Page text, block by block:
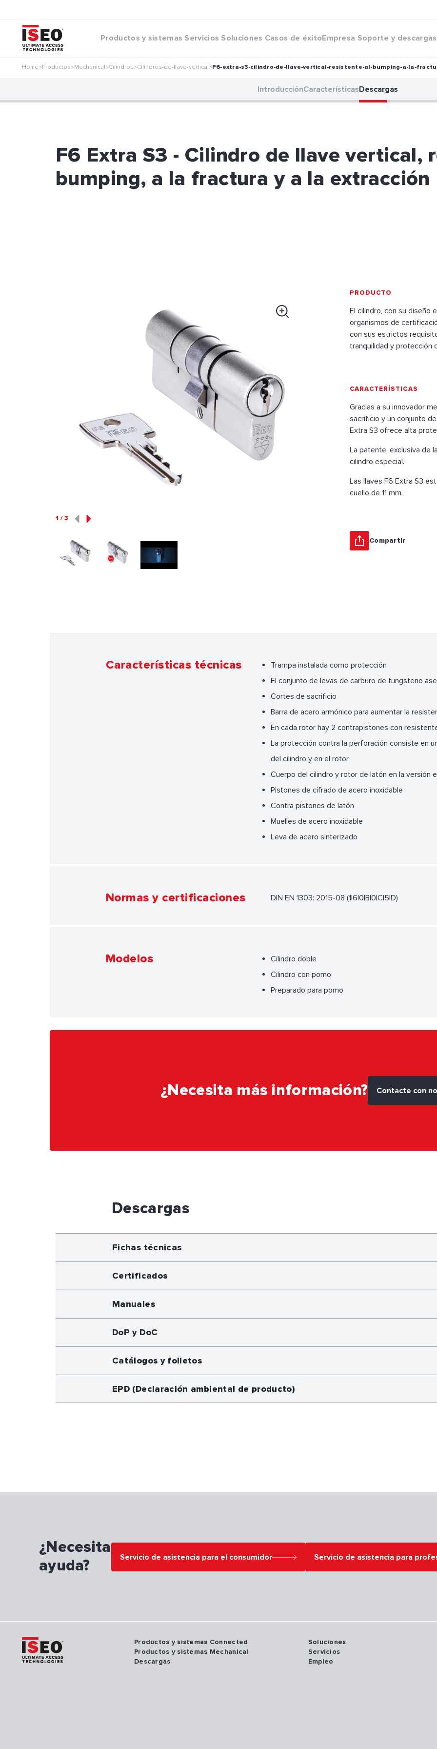
Productos y sistemas Servicios Soluciones Casos de éxitoEmpresa Soporte y descargas
Home>Productos>Mechanical>Cilindros>Cilindros-de-llave-vertical>F6-extra-s3-cilindro-de-llave-vertical-resistente-al-bumping-a-la-
IntroducciónCaracterísticasDescargas
F6 Extra S3 - Cilindro de llave vertical,
bumping, a la fractura y a la extracción
1 /3
PRODUCTO
El cilindro, con su diseño
organismos de
con sus estrictos
tranquilidad y protección
CARACTERÍSTICAS
Gracias a su innovador
sacrificio y un conjunto
Extra S3 ofrece alta
La patente, exclusiva de
cilindro especial.
Las llaves F6 Extra S3
cuello de 11 mm.
Compartir
Características técnicas
Trampa instalada como protección
El conjunto de levas de carburo de tungsteno
Cortes de sacrificio
Barra de acero armónico para aumentar la
En cada rotor hay 2 contrapistones con
La protección contra la perforación consiste en
del cilindro y en el rotor
Cuerpo del cilindro y rotor de latón en la versión
Pistones de cifrado de acero inoxidable
Contra pistones de latón
Muelles de acero inoxidable
Leva de acero sinterizado
Normas y certificaciones DIN EN 1303: 2015-08 (1|6|0|B|0|C|5|D)
Modelos
Cilindro doble
Cilindro con pomo
Preparado para pomo
¿Necesita más información? Contacte con
Descargas
Fichas técnicas
Certificados
Manuales
DoP y DoC
Catálogos y folletos
EPD (Declaración ambiental de producto)
¿Necesita
ayuda?
Servicio de asistencia para el consumidor Servicio de asistencia para
Productos y sistemas Connected
Productos y sistemas Mechanical
Descargas
Soluciones
Servicios
Empleo